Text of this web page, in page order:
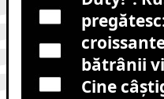
bătrânii
Cine